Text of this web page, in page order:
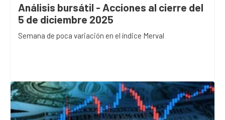
Análisis bursátil - Acciones al cierre del
5 de diciembre 2025
Semana de poca variación en el índice Merval